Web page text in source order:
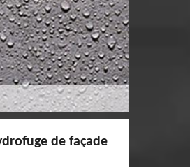
de façade